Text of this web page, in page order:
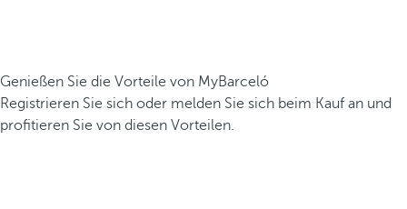
Genießen Sie die Vorteile von MyBarceló
Registrieren Sie sich oder melden Sie sich beim Kauf an und
profitieren Sie von diesen Vorteilen.